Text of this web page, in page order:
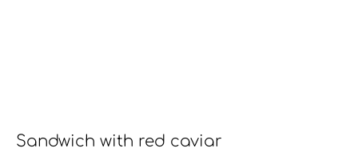
Sandwich with red caviar